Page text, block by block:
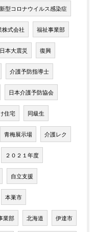
新型コロナウイルス感染症
株式会社 福祉事業部
本大震災 復興
介護予防指導士
日本介護予防協会
住宅 同級生
青梅展示場 介護レク
２０２１年度
自立支援
本巣市
業部 北海道 伊達市